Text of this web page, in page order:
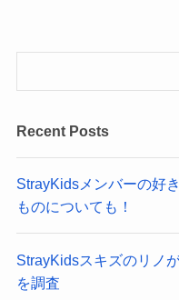
Recent Posts
StrayKidsメンバーの好
ものについても！
StrayKidsスキズのリノ
を調査